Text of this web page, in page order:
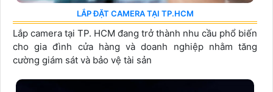
LẮP ĐẶT CAMERA TẠI TP.HCM
Lắp camera tại TP. HCM đang trở thành nhu cầu phổ biến
cho gia đình cửa hàng và doanh nghiệp nhằm tăng
cường giám sát và bảo vệ tài sản